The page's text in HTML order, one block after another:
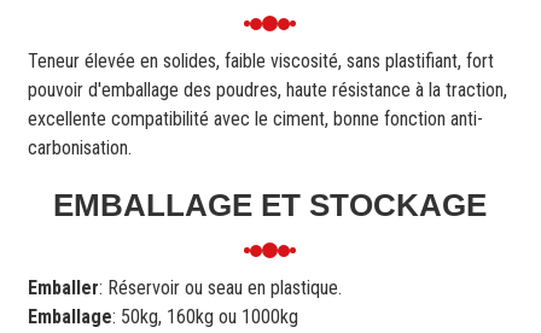
Teneur élevée en solides, faible viscosité, sans plastifiant, fort
pouvoir d'emballage des poudres, haute résistance à la traction,
excellente compatibilité avec le ciment, bonne fonction anti-
carbonisation.
EMBALLAGE ET STOCKAGE
Emballer: Réservoir ou seau en plastique.
Emballage: 50kg, 160kg ou 1000kg